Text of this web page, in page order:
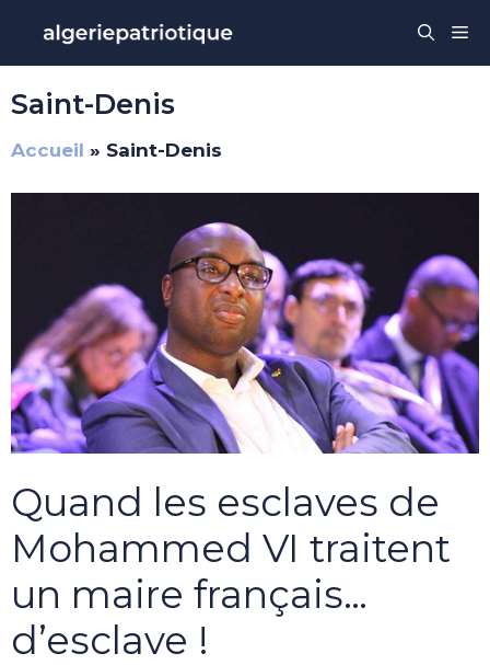
contenu
Saint-Denis
Accueil » Saint-Denis
Quand les esclaves de
Mohammed VI traitent
un maire français…
d’esclave !